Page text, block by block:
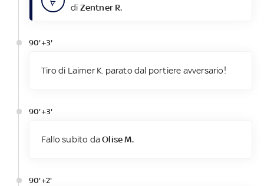
di Zentner R.
90'+3'
Tiro di Laimer K. parato dal portiere avversario!
90'+3'
Fallo subito daOlise M.
90'+2'